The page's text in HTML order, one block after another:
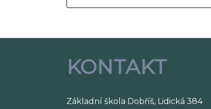
KONTAKT
Základní škola Dobříš, Lidická 384